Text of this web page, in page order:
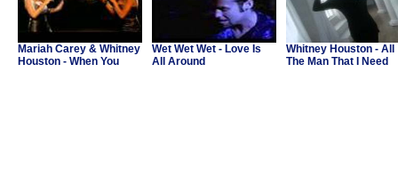
Mariah Carey & Whitney
Houston - When You
Wet Wet Wet - Love Is
All Around
Whitney Houston - All
The Man That I Need